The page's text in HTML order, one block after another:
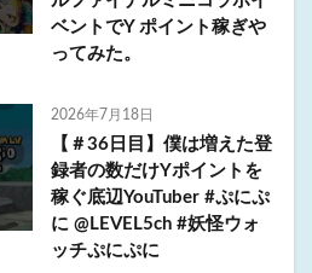
ベントでY ポイント稼ぎや
ってみた。
2026年7月18日
【＃36日目】僕は増えた登
録者の数だけYポイントを
稼ぐ底辺YouTuber #ぷにぷ
に @LEVEL5ch #妖怪ウォ
ッチぷにぷに